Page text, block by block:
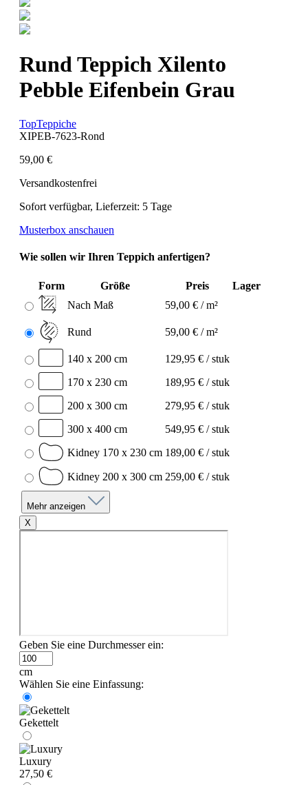
Rund Teppich Xilento
Pebble Eifenbein Grau
TopTeppiche
XIPEB-7623-Rond
59,00 €
Versandkostenfrei
Sofort verfügbar, Lieferzeit: 5 Tage
Musterbox anschauen
Wie sollen wir Ihren Teppich anfertigen?
Form Größe Preis
Lager
Nach Maß
59,00 € / m²
Rund 59,00 € / m²
140 x 200 cm
129,95 € / stuk
170 x 230 cm
189,95 € / stuk
200 x 300 cm
279,95 € / stuk
300 x 400 cm
549,95 € / stuk
Kidney 170 x 230 cm 189,00 € / stuk
Kidney 200 x 300 cm 259,00 € / stuk
Mehr anzeigen
X
Geben Sie eine Durchmesser ein:
cm
Wählen Sie eine Einfassung:
Gekettelt
Luxury
27,50 €